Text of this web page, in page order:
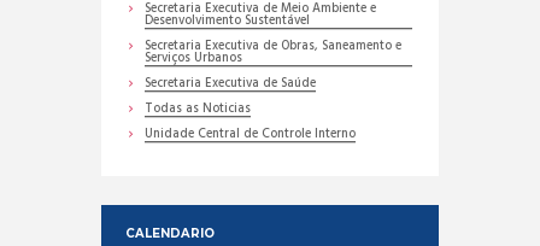
Secretaria Executiva de Meio Ambiente e
Desenvolvimento Sustentável
Secretaria Executiva de Obras, Saneamento e
Serviços Urbanos
Secretaria Executiva de Saúde
Todas as Noticias
Unidade Central de Controle Interno
CALENDARIO